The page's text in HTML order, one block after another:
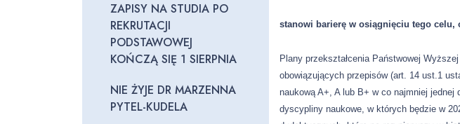
ZAPISY NA STUDIA PO
REKRUTACJI
PODSTAWOWEJ
KOŃCZĄ SIĘ 1 SIERPNIA
NIE ŻYJE DR MARZENNA
PYTEL-KUDELA
stanowi barierę w osiągnięciu tego
Plany przekształcenia Państwowej
obowiązujących przepisów (art. 14 ust.1
naukową A+, A lub B+ w co najmniej
dyscypliny naukowe, w których będzie w